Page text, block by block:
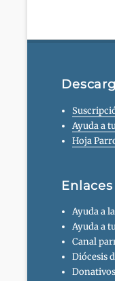
Ayuda a
Hoja
Ayuda a
Ayuda a
Canal
Diócesis